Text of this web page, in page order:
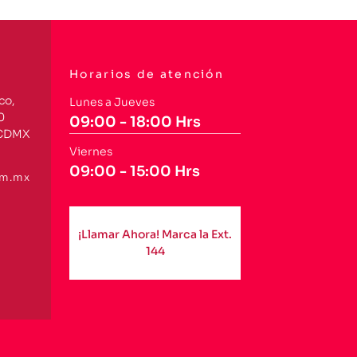
Horarios de atención
Lunes a Jueves
09:00 - 18:00 Hrs
Viernes
09:00 - 15:00 Hrs
¡Llamar Ahora! Marca la Ext.
144